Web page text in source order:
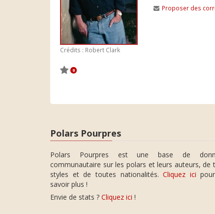
Crédits : Robert Clark
9
Proposer des
Polars Pourpres
Polars Pourpres est une base de
communautaire sur les polars et leurs auteurs, de
styles et de toutes nationalités.Cliquez ici
savoir plus !
Envie de stats ? Cliquez ici !